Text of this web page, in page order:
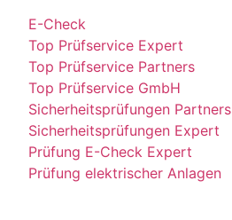
E-Check
Top Prüfservice Expert
Top Prüfservice Partners
Top Prüfservice GmbH
Sicherheitsprüfungen Partners
Sicherheitsprüfungen Expert
Prüfung E-Check Expert
Prüfung elektrischer Anlagen